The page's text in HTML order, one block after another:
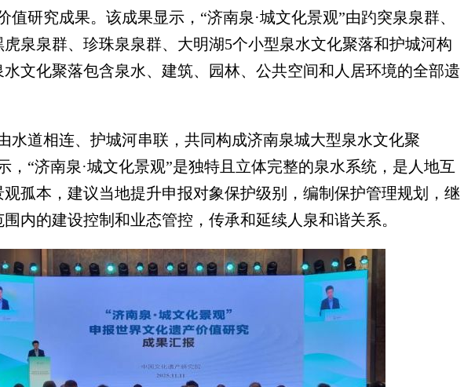
值研究成果。该成果显示，“济南泉·城文化景观”由趵突泉泉群、
泉泉群、珍珠泉泉群、大明湖5个小型泉水文化聚落和护城河构
水文化聚落包含泉水、建筑、园林、公共空间和人居环境的全部遗
道相连、护城河串联，共同构成济南泉城大型泉水文化聚
，“济南泉·城文化景观”是独特且立体完整的泉水系统，是人地互
孤本，建议当地提升申报对象保护级别，编制保护管理规划，继
内的建设控制和业态管控，传承和延续人泉和谐关系。